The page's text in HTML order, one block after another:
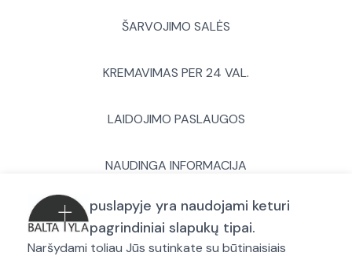
ŠARVOJIMO SALĖS
KREMAVIMAS PER 24 VAL.
LAIDOJIMO PASLAUGOS
NAUDINGA INFORMACIJA
APIE MUS
puslapyje yra naudojami keturi
pagrindiniai slapukų tipai.
Naršydami toliau Jūs sutinkate su būtinaisiais